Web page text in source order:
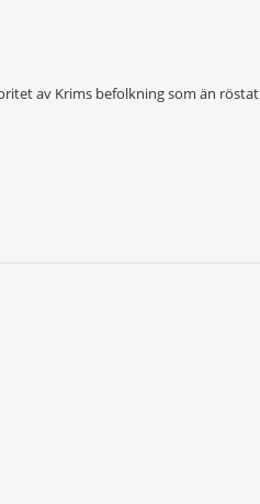
av Krims befolkning som än röstat